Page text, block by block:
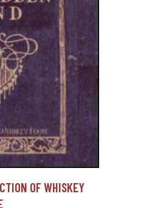
OF WHISKEY